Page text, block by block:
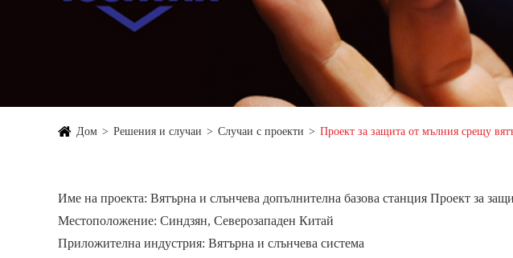
Дом Решения и случаи Случаи с проекти Проект за защита от мълния срещу
Име на проекта: Вятърна и слънчева допълнителна базова станция Проект за
Местоположение: Синдзян, Северозападен Китай
Приложителна индустрия: Вятърна и слънчева система